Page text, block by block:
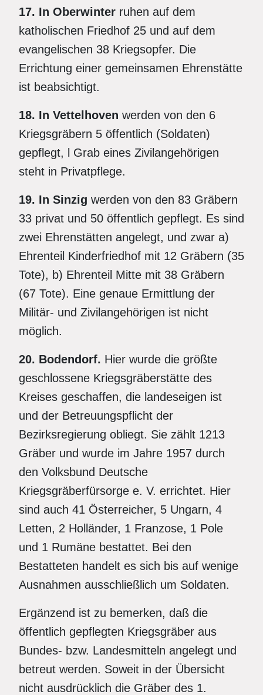
17. In Oberwinter ruhen auf dem
katholischen Friedhof 25 und auf dem
evangelischen 38 Kriegsopfer. Die
Errichtung einer gemeinsamen Ehrenstätte
ist beabsichtigt.
18. In Vettelhoven werden von den 6
Kriegsgräbern 5 öffentlich (Soldaten)
gepflegt, l Grab eines Zivilangehörigen
steht in Privatpflege.
19. In Sinzig werden von den 83 Gräbern
33 privat und 50 öffentlich gepflegt. Es sind
zwei Ehrenstätten angelegt, und zwar a)
Ehrenteil Kinderfriedhof mit 12 Gräbern (35
Tote), b) Ehrenteil Mitte mit 38 Gräbern
(67 Tote). Eine genaue Ermittlung der
Militär- und Zivilangehörigen ist nicht
möglich.
20. Bodendorf. Hier wurde die größte
geschlossene Kriegsgräberstätte des
Kreises geschaffen, die landeseigen ist
und der Betreuungspflicht der
Bezirksregierung obliegt. Sie zählt 1213
Gräber und wurde im Jahre 1957 durch
den Volksbund Deutsche
Kriegsgräberfürsorge e. V. errichtet. Hier
sind auch 41 Österreicher, 5 Ungarn, 4
Letten, 2 Holländer, 1 Franzose, 1 Pole
und 1 Rumäne bestattet. Bei den
Bestatteten handelt es sich bis auf wenige
Ausnahmen ausschließlich um Soldaten.
Ergänzend ist zu bemerken, daß die
öffentlich gepflegten Kriegsgräber aus
Bundes- bzw. Landesmitteln angelegt und
betreut werden. Soweit in der Übersicht
nicht ausdrücklich die Gräber des 1.